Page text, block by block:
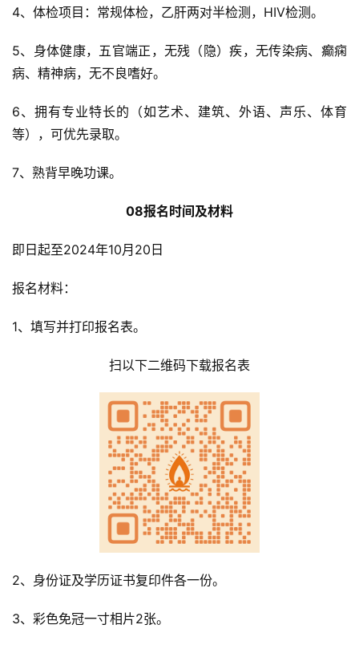
责
声
明
4、体检项目：常规体检，乙肝两对半检测，HIV检测。
5、身体健康，五官端正，无残（隐）疾，无传染病、癫痫
病、精神病，无不良嗜好。
6、拥有专业特长的（如艺术、建筑、外语、声乐、体育
等），可优先录取。
7、熟背早晚功课。
08报名时间及材料
即日起至2024年10月20日
报名材料：
1、填写并打印报名表。
扫以下二维码下载报名表
2、身份证及学历证书复印件各一份。
3、彩色免冠一寸相片2张。